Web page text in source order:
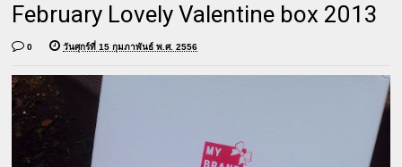
February Lovely Valentine box 2013
0 วันศุกร์ที่ 15 กุมภาพันธ์ พ.ศ. 2556